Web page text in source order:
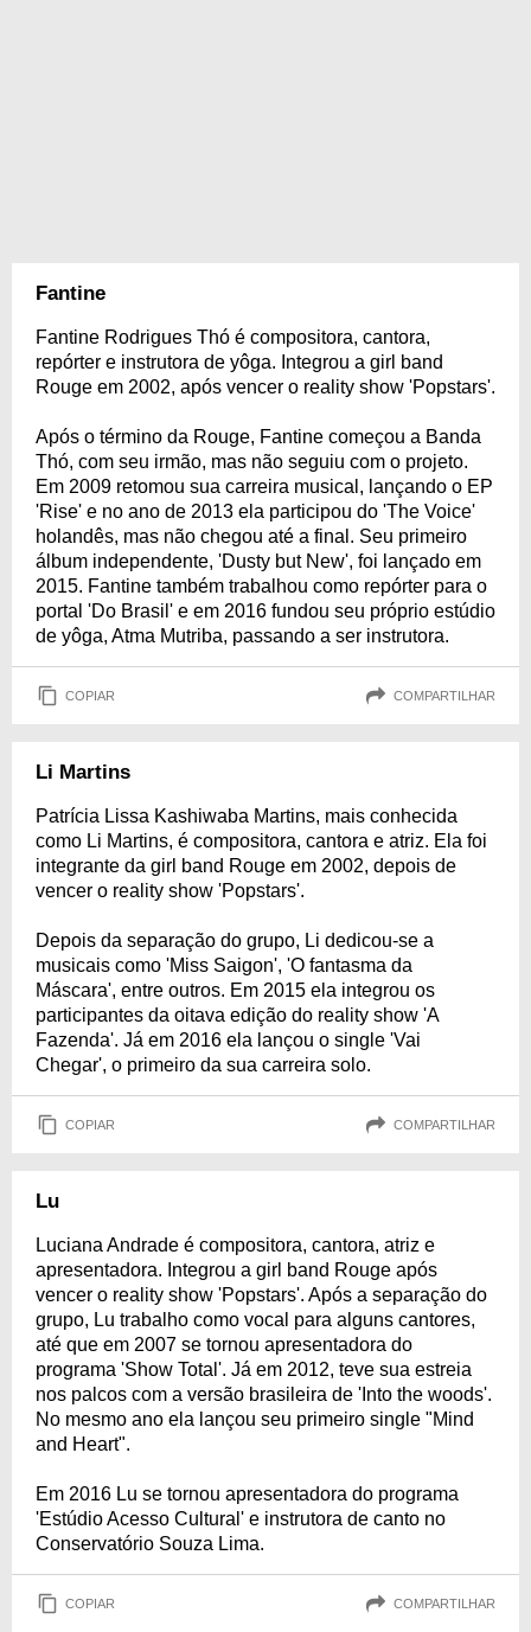
Fantine
Fantine Rodrigues Thó é compositora, cantora,
repórter e instrutora de yôga. Integrou a girl band
Rouge em 2002, após vencer o reality show 'Popstars'.
Após o término da Rouge, Fantine começou a Banda
Thó, com seu irmão, mas não seguiu com o projeto.
Em 2009 retomou sua carreira musical, lançando o EP
'Rise' e no ano de 2013 ela participou do 'The Voice'
holandês, mas não chegou até a final. Seu primeiro
álbum independente, 'Dusty but New', foi lançado em
2015. Fantine também trabalhou como repórter para o
portal 'Do Brasil' e em 2016 fundou seu próprio estúdio
de yôga, Atma Mutriba, passando a ser instrutora.
COPIAR COMPARTILHAR
Li Martins
Patrícia Lissa Kashiwaba Martins, mais conhecida
como Li Martins, é compositora, cantora e atriz. Ela foi
integrante da girl band Rouge em 2002, depois de
vencer o reality show 'Popstars'.
Depois da separação do grupo, Li dedicou-se a
musicais como 'Miss Saigon', 'O fantasma da
Máscara', entre outros. Em 2015 ela integrou os
participantes da oitava edição do reality show 'A
Fazenda'. Já em 2016 ela lançou o single 'Vai
Chegar', o primeiro da sua carreira solo.
COPIAR COMPARTILHAR
Lu
Luciana Andrade é compositora, cantora, atriz e
apresentadora. Integrou a girl band Rouge após
vencer o reality show 'Popstars'. Após a separação do
grupo, Lu trabalho como vocal para alguns cantores,
até que em 2007 se tornou apresentadora do
programa 'Show Total'. Já em 2012, teve sua estreia
nos palcos com a versão brasileira de 'Into the woods'.
No mesmo ano ela lançou seu primeiro single "Mind
and Heart".
Em 2016 Lu se tornou apresentadora do programa
'Estúdio Acesso Cultural' e instrutora de canto no
Conservatório Souza Lima.
COPIAR COMPARTILHAR